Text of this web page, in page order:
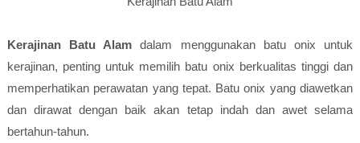
Kerajinan Batu Alamdalam menggunakan batu onix untuk
kerajinan, penting untuk memilih batu onix berkualitas tinggi dan
memperhatikan perawatan yang tepat. Batu onix yang diawetkan
dan dirawat dengan baik akan tetap indah dan awet selama
bertahun-tahun.